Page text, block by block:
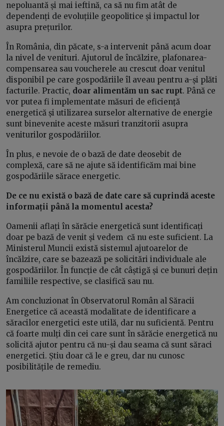
nepoluantă și mai ieftină, ca să nu fim atât de
dependenți de evoluțiile geopolitice și impactul lor
asupra prețurilor.
În România, din păcate, s-a intervenit până acum doar
la nivel de venituri. Ajutorul de încălzire, plafonarea-
compensarea sau voucherele au crescut doar venitul
disponibil pe care gospodăriile îl aveau pentru a-și plăti
facturile. Practic, doar alimentăm un sac rupt. Până ce
vor putea fi implementate măsuri de eficiență
energetică și utilizarea surselor alternative de energie
sunt binevenite aceste măsuri tranzitorii asupra
veniturilor gospodăriilor.
În plus, e nevoie de o bază de date deosebit de
complexă, care să ne ajute să identificăm mai bine
gospodăriile sărace energetic.
De ce nu există o bază de date care să cuprindă aceste
informații până la momentul acesta?
Oamenii aflați în sărăcie energetică sunt identificați
doar pe bază de venit și vedem că nu este suficient. La
Ministerul Muncii există sistemul ajutoarelor de
încălzire, care se bazează pe solicitări individuale ale
gospodăriilor. În funcție de cât câștigă și ce bunuri dețin
familiile respective, se clasifică sau nu.
Am concluzionat în Observatorul Român al Săracii
Energetice că această modalitate de identificare a
săracilor energetici este utilă, dar nu suficientă. Pentru
că foarte mulți din cei care sunt în sărăcie energetică nu
solicită ajutor pentru că nu-și dau seama că sunt săraci
energetici. Știu doar că le e greu, dar nu cunosc
posibilitățile de remediu.